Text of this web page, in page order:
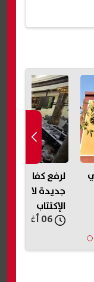
أزمة سيدة مع
خطوط باسمها..